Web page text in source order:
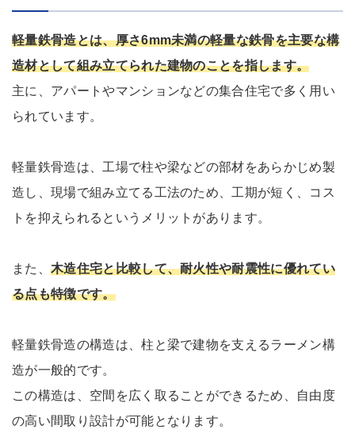
軽量鉄骨造とは、厚さ6mm未満の軽量な鉄骨を主要な構
造材として組み立てられた建物のことを指します。
主に、アパートやマンションなどの集合住宅で多く用い
られています。
軽量鉄骨造は、工場で柱や梁などの部材をあらかじめ製
造し、現場で組み立てる工法のため、工期が短く、コス
トを抑えられるというメリットがあります。
また、 木造住宅と比較して、耐火性や耐震性に優れてい
る点も特徴です。
軽量鉄骨造の構造は、柱と梁で建物を支えるラーメン構
造が一般的です。
この構造は、空間を広く取ることができるため、自由度
の高い間取り設計が可能となります。